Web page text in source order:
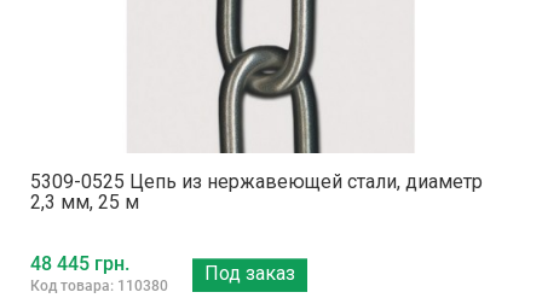
5309-0525 Цепь из нержавеющей стали, диаметр
2,3 мм, 25 м
48 445 грн.
Код товара: 110380
Под заказ